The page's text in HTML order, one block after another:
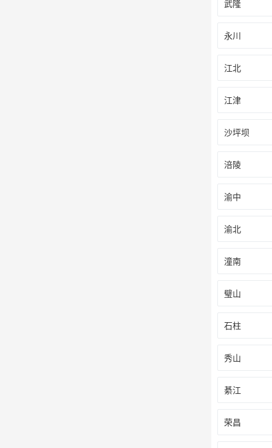
武隆
永川
江北
江津
沙坪坝
涪陵
渝中
渝北
潼南
璧山
石柱
秀山
綦江
荣昌